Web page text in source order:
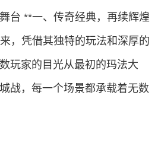
台 **一、传奇经典，再续辉煌
，凭借其独特的玩法和深厚的
玩家的目光从最初的玛法大
战，每一个场景都承载着无数